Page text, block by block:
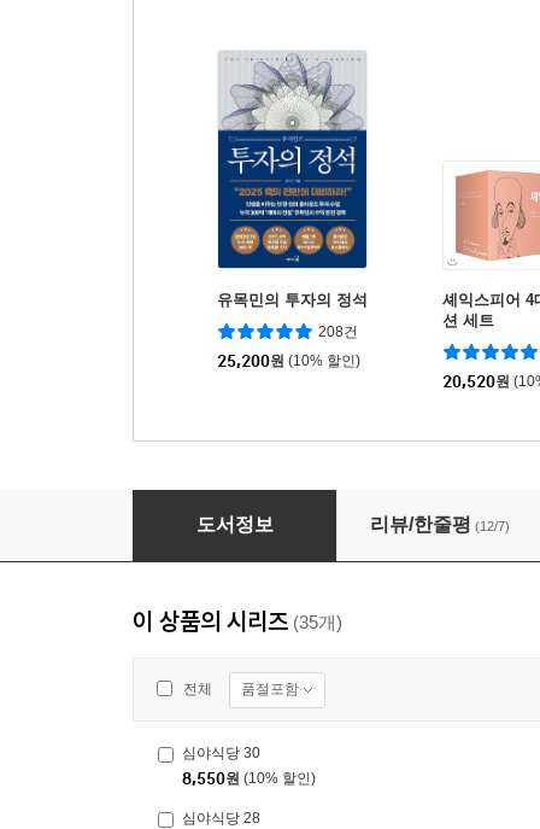
유목민의 투자의 정석
208건
25,200원 (10% 할인)
셰익스피어 4
션 세트
20,520원
심야식당 3
도서정보 리뷰/한줄평 (12/7)
이 상품의 시리즈 (35개)
전체 품절포함
심야식당 30
8,550원 (10% 할인)
심야식당 28